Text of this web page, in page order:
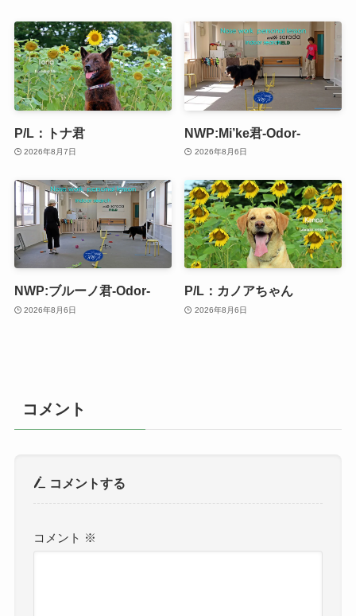
P/L：トナ君
2026年8月7日
NWP:Mi’ke君-Odor-
2026年8月6日
NWP:ブルーノ君-Odor-
2026年8月6日
P/L：カノアちゃん
2026年8月6日
コメント
コメントする
コメント ※